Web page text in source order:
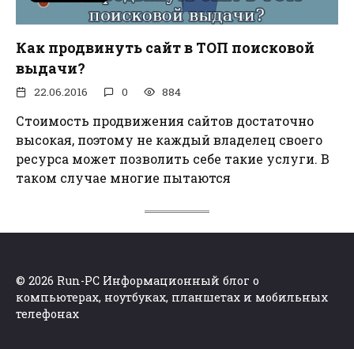
Как продвинуть сайт в ТОП поисковой
выдачи?
22.06.2016 0 884
Стоимость продвижения сайтов достаточно
высокая, поэтому не каждый владелец своего
ресурса может позволить себе такие услуги. В
таком случае многие пытаются
© 2026 Run-PC Информационный блог о
компьютерах, ноутбуках, планшетах и мобильных
телефонах